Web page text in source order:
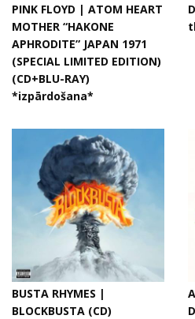
PINK FLOYD | ATOM HEART
MOTHER “HAKONE
APHRODITE” JAPAN 1971
(SPECIAL LIMITED EDITION)
(CD+BLU-RAY)
*izpārdošana*
BUSTA RHYMES |
BLOCKBUSTA (CD)